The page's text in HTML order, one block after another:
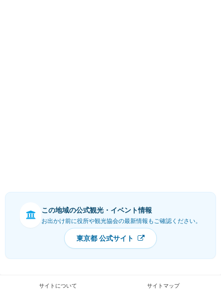
この地域の公式観光・イベント情報
お出かけ前に役所や観光協会の最新情報もご確認ください。
東京都 公式サイト
サイトについて サイトマップ